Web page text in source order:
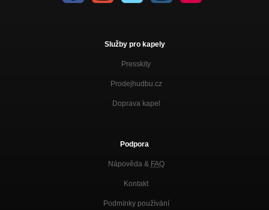
Služby pro kapely
Presskity
Prodejhudbu.cz
Doprava kapel
Podpora
Nápověda & FAQ
Kontakt
Podmínky používání